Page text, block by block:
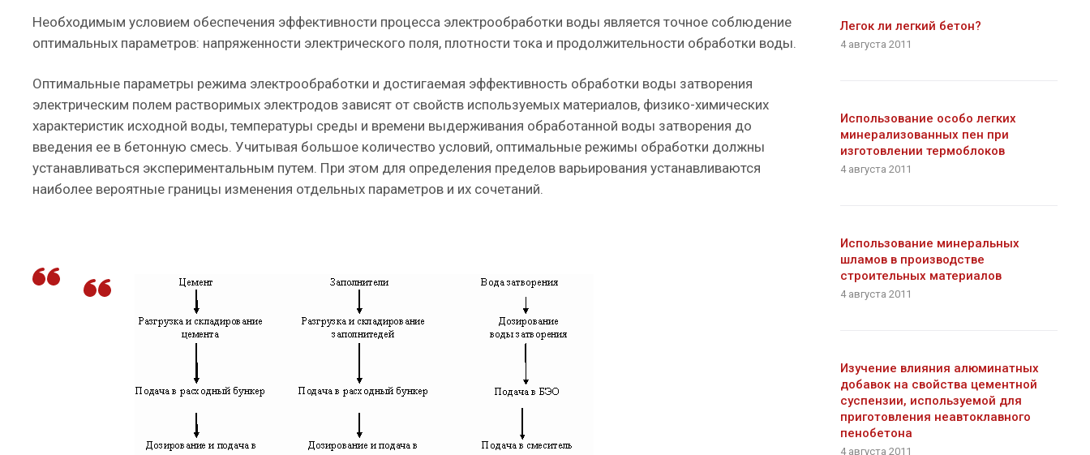
Необходимым условием обеспечения эффективности процесса электрообработки воды является точное соблюдение
оптимальных параметров: напряженности электрического поля, плотности тока и продолжительности обработки воды.
Оптимальные параметры режима электрообработки и достигаемая эффективность обработки воды затворения
электрическим полем растворимых электродов зависят от свойств используемых материалов, физико-химических
характеристик исходной воды, температуры среды и времени выдерживания обработанной воды затворения до
введения ее в бетонную смесь. Учитывая большое количество условий, оптимальные режимы обработки должны
устанавливаться экспериментальным путем. При этом для определения пределов варьирования устанавливаются
наиболее вероятные границы изменения отдельных параметров и их сочетаний.
Легок ли легкий бетон?
4 августа 2011
Использование особо легких
минерализованных пен при
изготовлении термоблоков
4 августа 2011
Использование минеральных
шламов в производстве
строительных материалов
4 августа 2011
Изучение влияния алюминатных
добавок на свойства цементной
суспензии, используемой для
приготовления неавтоклавного
пенобетона
4 августа 2011